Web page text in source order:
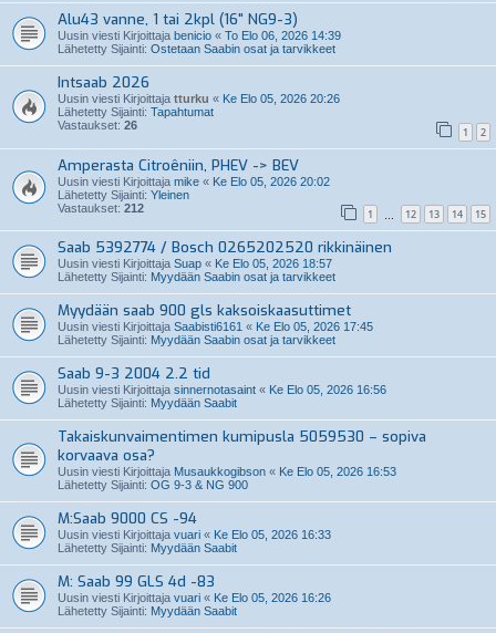
Alu43 vanne, 1 tai 2kpl (16" NG9-3)
Uusin viesti Kirjoittaja benicio « To Elo 06, 2026 14:39
Lähetetty Sijainti: Ostetaan Saabin osat ja tarvikkeet
Intsaab 2026
Uusin viesti Kirjoittaja tturku « Ke Elo 05, 2026 20:26
Lähetetty Sijainti: Tapahtumat
Vastaukset: 26 1 2
Amperasta Citroêniin, PHEV -> BEV
Uusin viesti Kirjoittaja mike « Ke Elo 05, 2026 20:02
Lähetetty Sijainti: Yleinen
Vastaukset: 212 1 12 13 14 15
Saab 5392774 / Bosch 0265202520 rikkinäinen
Uusin viesti Kirjoittaja Suap « Ke Elo 05, 2026 18:57
Lähetetty Sijainti: Myydään Saabin osat ja tarvikkeet
Myydään saab 900 gls kaksoiskaasuttimet
Uusin viesti Kirjoittaja Saabisti6161 « Ke Elo 05, 2026 17:45
Lähetetty Sijainti: Myydään Saabin osat ja tarvikkeet
Saab 9-3 2004 2.2 tid
Uusin viesti Kirjoittaja sinnernotasaint « Ke Elo 05, 2026 16:56
Lähetetty Sijainti: Myydään Saabit
Takaiskunvaimentimen kumipusla 5059530 – sopiva
korvaava osa?
Uusin viesti Kirjoittaja Musaukkogibson « Ke Elo 05, 2026 16:53
Lähetetty Sijainti: OG 9-3 & NG 900
M:Saab 9000 CS -94
Uusin viesti Kirjoittaja vuari « Ke Elo 05, 2026 16:33
Lähetetty Sijainti: Myydään Saabit
M: Saab 99 GLS 4d -83
Uusin viesti Kirjoittaja vuari « Ke Elo 05, 2026 16:26
Lähetetty Sijainti: Myydään Saabit